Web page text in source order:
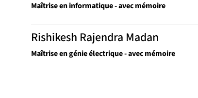
Maîtrise en informatique - avec mémoire
Rishikesh Rajendra Madan
Maîtrise en génie électrique - avec mémoire